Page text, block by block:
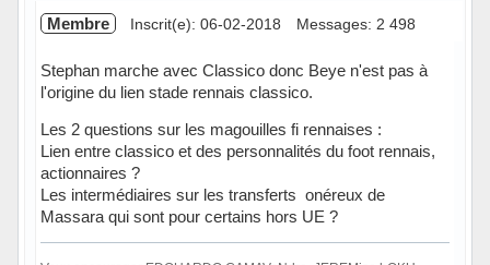
Membre Inscrit(e): 06-02-2018 Messages: 2 498
Stephan marche avec Classico donc Beye n'est pas à
l'origine du lien stade rennais classico.
Les 2 questions sur les magouilles fi rennaises :
Lien entre classico et des personnalités du foot rennais,
actionnaires ?
Les intermédiaires sur les transferts onéreux de
Massara qui sont pour certains hors UE ?